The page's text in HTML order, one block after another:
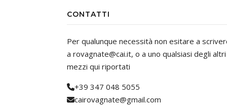
CONTATTI
Per qualunque necessità non esitare a
a rovagnate@cai.it, o a uno qualsiasi degli altri
mezzi qui riportati
+39 347 048 5055
cairovagnate@gmail.com